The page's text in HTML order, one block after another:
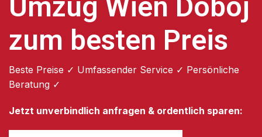
Umzug Wien Doboj
zum besten Preis
Beste Preise ✓ Umfassender Service ✓ Persönliche
Beratung ✓
Jetzt unverbindlich anfragen & ordentlich sparen: